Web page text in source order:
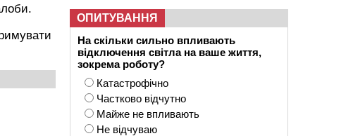
ОПИТУВАННЯ
На скільки сильно впливають
відключення світла на ваше життя,
зокрема роботу?
Катастрофічно
Частково відчутно
Майже не впливають
Не відчуваю